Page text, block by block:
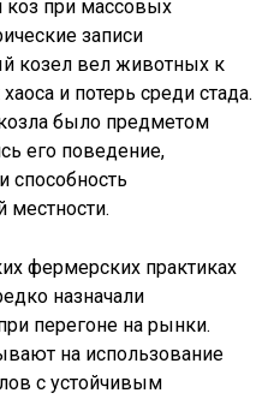
коз при массовых
записи
козел вел животных к
и потерь среди стада.
было предметом
его поведение,
способность
местности.
фермерских практиках
назначали
перегоне на рынки.
на использование
с устойчивым